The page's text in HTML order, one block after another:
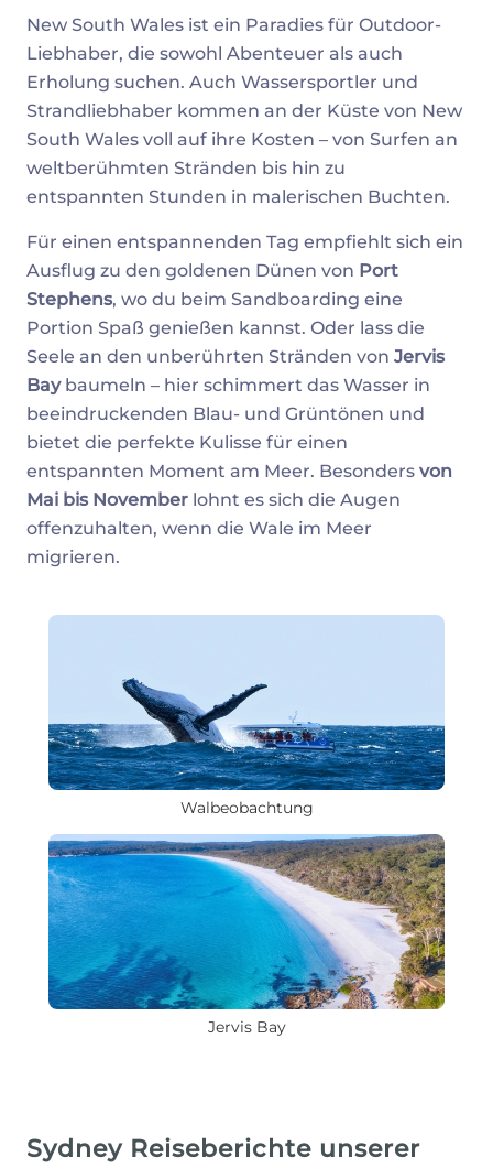
New South Wales ist ein Paradies für Outdoor-
Liebhaber, die sowohl Abenteuer als auch
Erholung suchen. Auch Wassersportler und
Strandliebhaber kommen an der Küste von New
South Wales voll auf ihre Kosten – von Surfen an
weltberühmten Stränden bis hin zu
entspannten Stunden in malerischen Buchten.
Für einen entspannenden Tag empfiehlt sich ein
Ausflug zu den goldenen Dünen von Port
Stephens, wo du beim Sandboarding eine
Portion Spaß genießen kannst. Oder lass die
Seele an den unberührten Stränden von Jervis
Baybaumeln – hier schimmert das Wasser in
beeindruckenden Blau- und Grüntönen und
bietet die perfekte Kulisse für einen
entspannten Moment am Meer. Besonders von
Mai bis November lohnt es sich die Augen
offenzuhalten, wenn die Wale im Meer
migrieren.
Walbeobachtung
Jervis Bay
Sydney Reiseberichte unserer